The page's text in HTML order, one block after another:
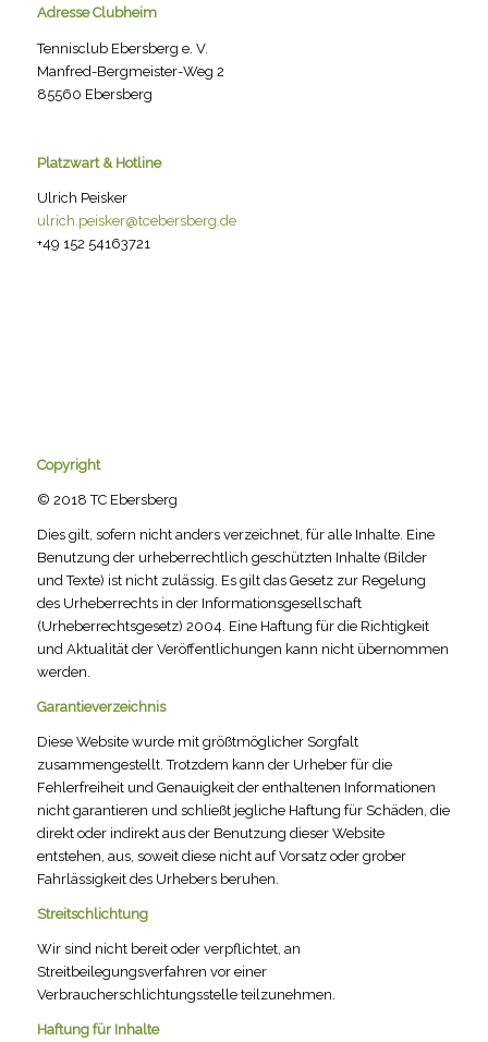
Adresse Clubheim
Tennisclub Ebersberg e. V.
Manfred-Bergmeister-Weg 2
85560 Ebersberg
Platzwart & Hotline
Ulrich Peisker
ulrich.peisker@tcebersberg.de
+49 152 54163721
Copyright
© 2018 TC Ebersberg
Dies gilt, sofern nicht anders verzeichnet, für alle Inhalte. Eine
Benutzung der urheberrechtlich geschützten Inhalte (Bilder
und Texte) ist nicht zulässig. Es gilt das Gesetz zur Regelung
des Urheberrechts in der Informationsgesellschaft
(Urheberrechtsgesetz) 2004. Eine Haftung für die Richtigkeit
und Aktualität der Veröffentlichungen kann nicht übernommen
werden.
Garantieverzeichnis
Diese Website wurde mit größtmöglicher Sorgfalt
zusammengestellt. Trotzdem kann der Urheber für die
Fehlerfreiheit und Genauigkeit der enthaltenen Informationen
nicht garantieren und schließt jegliche Haftung für Schäden, die
direkt oder indirekt aus der Benutzung dieser Website
entstehen, aus, soweit diese nicht auf Vorsatz oder grober
Fahrlässigkeit des Urhebers beruhen.
Streitschlichtung
Wir sind nicht bereit oder verpflichtet, an
Streitbeilegungsverfahren vor einer
Verbraucherschlichtungsstelle teilzunehmen.
Haftung für Inhalte